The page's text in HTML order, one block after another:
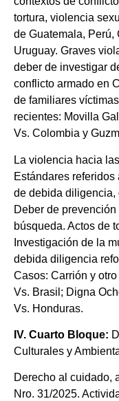
tortura, violencia
de Guatemala, Perú,
Uruguay. Graves
deber de investigar
conflicto armado en
de familiares
recientes: Movilla
Vs. Colombia y
La violencia hacia
Estándares
de debida diligencia,
Deber de
búsqueda. Actos de
Investigación de la
debida diligencia
Casos: Carrión y
Vs. Brasil; Digna
Vs. Honduras.
IV. Cuarto Bloque:
Culturales y
Derecho al cuidado,
Nro. 31/2025.